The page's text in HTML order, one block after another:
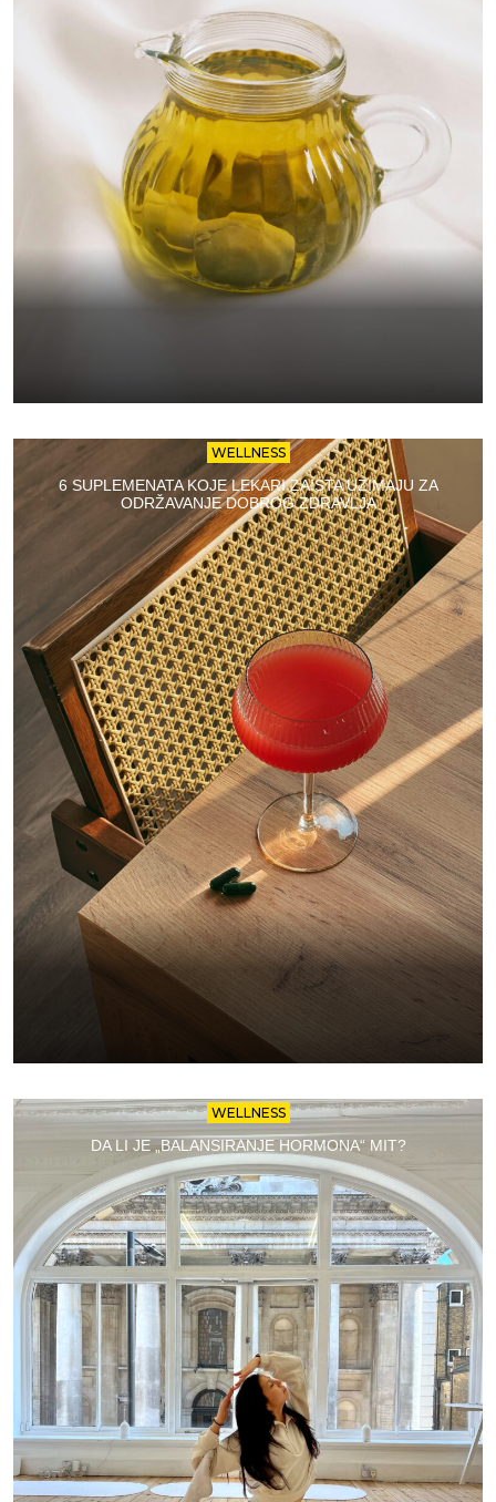
WELLNESS
6 SUPLEMENATA KOJE LEKARI ZAISTA UZIMAJU ZA
ODRŽAVANJE DOBROG ZDRAVLJA
WELLNESS
DA LI JE „BALANSIRANJE HORMONA“ MIT?